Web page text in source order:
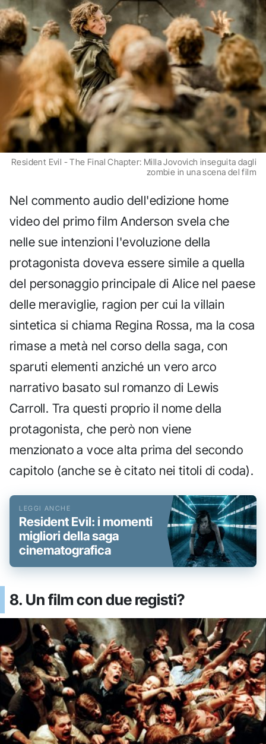
Resident Evil - The Final Chapter: Milla Jovovich inseguita dagli
zombie in una scena del film
Nel commento audio dell'edizione home
video del primo film Anderson svela che
nelle sue intenzioni l'evoluzione della
protagonista doveva essere simile a quella
del personaggio principale di Alice nel paese
delle meraviglie, ragion per cui la villain
sintetica si chiama Regina Rossa, ma la cosa
rimase a metà nel corso della saga, con
sparuti elementi anziché un vero arco
narrativo basato sul romanzo di Lewis
Carroll. Tra questi proprio il nome della
protagonista, che però non viene
menzionato a voce alta prima del secondo
capitolo (anche se è citato nei titoli di coda).
Resident Evil: i momenti
migliori della saga
cinematografica
8. Un film con due registi?